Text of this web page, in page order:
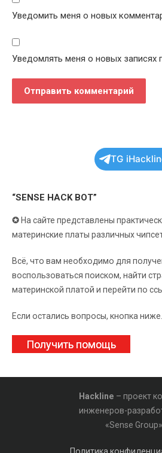
Уведомить меня о новых
Уведомлять меня о новых записях
TG
“SENSE HACK BOT”
✪ На сайте представлены
материнские платы различных
Всё, что вам необходимо для
воспользоваться поиском, найти
материнской платой и перейти по
Если остались вопросы, кнопка ниже...
Получить помощь
Hackline – проект
инженеров-
«Sense Group»